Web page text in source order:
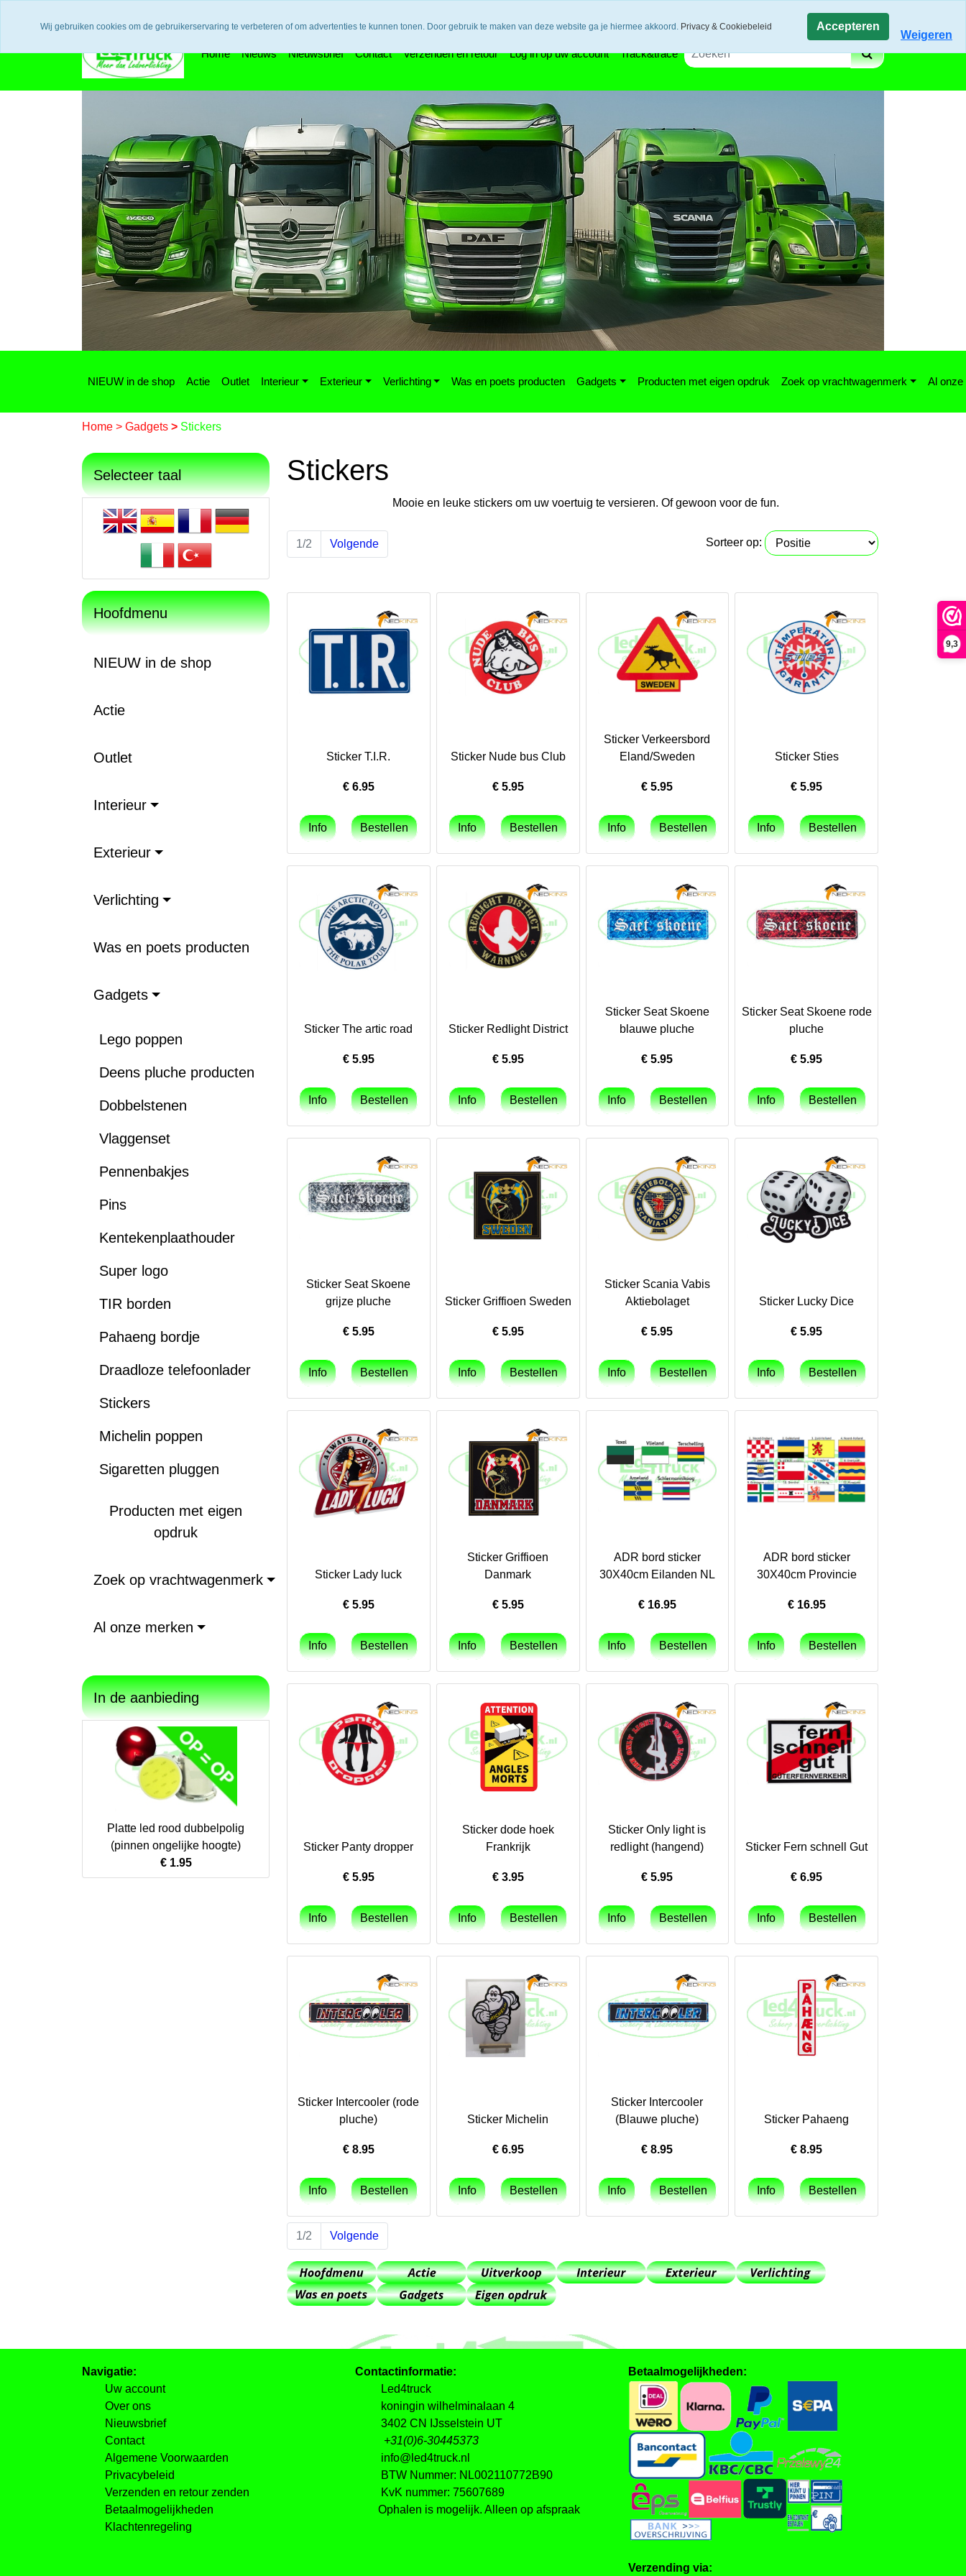
9,3
Home Nieuws Nieuwsbrief Contact Verzenden en retour Log in op uw account Track&trace
NIEUW in de shop Actie Outlet Interieur Exterieur Verlichting Was en poets producten Gadgets Producten met eigen opdruk Zoek op vrachtwagenmerk Al
Home > Gadgets > Stickers
Selecteer taal
Hoofdmenu
NIEUW in de shop
Actie
Outlet
Interieur
Exterieur
Verlichting
Was en poets producten
Gadgets
Lego poppen
Deens pluche producten
Dobbelstenen
Vlaggenset
Pennenbakjes
Pins
Kentekenplaathouder
Super logo
TIR borden
Pahaeng bordje
Draadloze telefoonlader
Stickers
Michelin poppen
Sigaretten pluggen
Producten met eigen
opdruk
Zoek op vrachtwagenmerk
Al onze merken
In de aanbieding
Platte led rood dubbelpolig
(pinnen ongelijke hoogte)
€ 1.95
Stickers
Mooie en leuke stickers om uw voertuig te versieren. Of gewoon voor de fun.
Sorteer op:
1/2 Volgende
Sticker T.I.R.
€ 6.95
Sticker Nude bus Club
€ 5.95
Sticker Verkeersbord
Eland/Sweden
€5.95
Sticker Sties
€5.95
Sticker The artic road
€ 5.95
Sticker Redlight District
€ 5.95
Sticker Seat Skoene
blauwe pluche
€5.95
Sticker Seat Skoene rode
pluche
€5.95
Sticker Seat Skoene
grijze pluche
€ 5.95
Sticker Griffioen Sweden
€ 5.95
Sticker Scania Vabis
Aktiebolaget
€5.95
Sticker Lucky Dice
€5.95
Sticker Lady luck
€ 5.95
Sticker Griffioen
Danmark
€ 5.95
ADR bord sticker
30X40cm Eilanden NL
€ 16.95
ADR bord sticker
30X40cm Provincie
€ 16.95
Sticker Panty dropper
€ 5.95
Sticker dode hoek
Frankrijk
€ 3.95
Sticker Only light is
redlight (hangend)
€5.95
Sticker Fern schnell Gut
€6.95
Sticker Intercooler (rode
pluche)
€ 8.95
Sticker Michelin
€ 6.95
Sticker Intercooler
(Blauwe pluche)
€8.95
Sticker Pahaeng
€8.95
1/2 Volgende
Navigatie:
Uw account
Over ons
Nieuwsbrief
Contact
Algemene Voorwaarden
Privacybeleid
Verzenden en retour zenden
Betaalmogelijkheden
Klachtenregeling
Contactinformatie:
Led4truck
koningin wilhelminalaan 4
3402 CN IJsselstein UT
+31(0)6-30445373
info@led4truck.nl
BTW Nummer: NL002110772B90
KvK nummer: 75607689
Ophalen is mogelijk. Alleen op afspraak
Betaalmogelijkheden:
Verzending via:
Wij gebruiken cookies om de gebruikerservaring te verbeteren of om advertenties te kunnen tonen. Door gebruik te maken van deze website ga je hiermee akkoord. Privacy & Cookiebeleid Accepteren
Weigeren